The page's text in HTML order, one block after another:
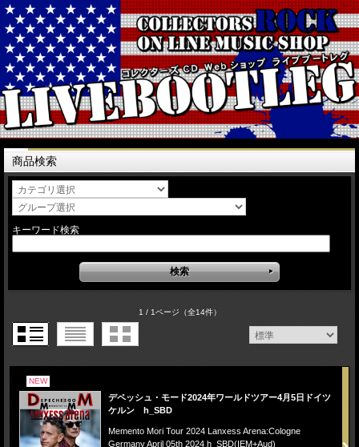
商品検索
キーワード検索
1 / 1ページ（全14件）
NEW
デペッシュ・モード2024年ワールドツアー4月5日ドイツ
ケルン h_SBD
Memento Mori Tour 2024 Lanxess Arena:Cologne
Germany April 05th 2024 h_SBD(IEM+Aud)